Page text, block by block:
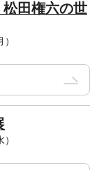
田権六の世